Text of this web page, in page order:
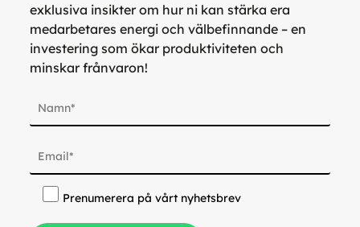
exklusiva insikter om hur ni kan stärka era
medarbetares energi och välbefinnande – en
investering som ökar produktiviteten och
minskar frånvaron!
Prenumerera på vårt nyhetsbrev